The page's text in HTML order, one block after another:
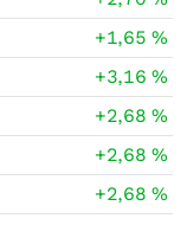
+1,65%
+3,16%
+2,68%
+2,68%
+2,68%